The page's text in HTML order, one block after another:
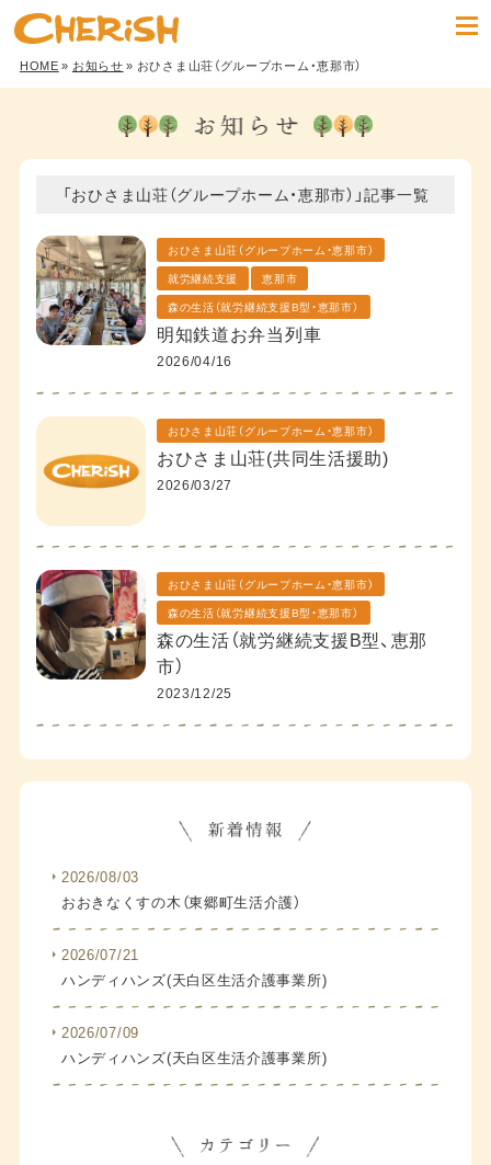
HOME» お知らせ» おひさま山荘（グループホーム・恵那市）
「おひさま山荘（グループホーム・恵那市）」記事一覧
おひさま山荘（グループホーム・恵那市）
就労継続支援
恵那市
森の生活（就労継続支援B型・恵那市）
明知鉄道お弁当列車
2026/04/16
おひさま山荘（グループホーム・恵那市）
おひさま山荘(共同生活援助)
2026/03/27
おひさま山荘（グループホーム・恵那市）
森の生活（就労継続支援B型・恵那市）
森の生活（就労継続支援B型、恵那
市）
2023/12/25
2026/08/03
おおきなくすの木（東郷町生活介護）
2026/07/21
ハンディハンズ(天白区生活介護事業所)
2026/07/09
ハンディハンズ(天白区生活介護事業所)